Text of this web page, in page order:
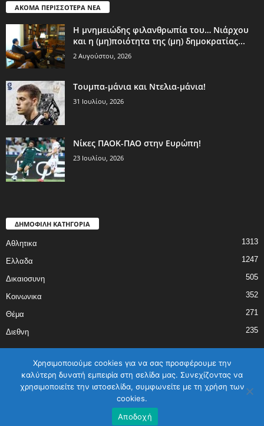
ΑΚΟΜΑ ΠΕΡΙΣΣΟΤΕΡΑ ΝΕΑ
Η μνημειώδης φιλανθρωπία του… Νιάρχου
και η (μη)ποιότητα της (μη) δημοκρατίας...
2 Αυγούστου, 2026
Τουμπα-μάνια και Ντελια-μάνια!
31 Ιουλίου, 2026
Νίκες ΠΑΟΚ-ΠΑΟ στην Ευρώπη!
23 Ιουλίου, 2026
ΔΗΜΟΦΙΛΗ ΚΑΤΗΓΟΡΙΑ
Αθλητικα 1313
Ελλαδα 1247
Δικαιοσυνη 505
Κοινωνικα 352
Θέμα 271
Διεθνη 235
ΑΡΧΙΚΗ ΕΛΛΑΔΑ ΔΙΕΘΝΗ ΔΙΚΑΙΟΣΥΝΗ
ΑΘΛΗΤΙΚΑ
ΕΠΙΚΟΙΝΩΝΙΑ
©
Χρησιμοποιούμε cookies για να σας προσφέρουμε την
καλύτερη δυνατή εμπειρία στη σελίδα μας. Συνεχίζοντας να
χρησιμοποιείτε την ιστοσελίδα, συμφωνείτε με τη χρήση των
cookies.
Αποδοχή